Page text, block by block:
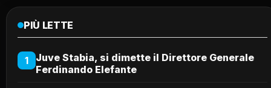
PIÙ LETTE
1
Juve Stabia, si dimette il Direttore Generale
Ferdinando Elefante